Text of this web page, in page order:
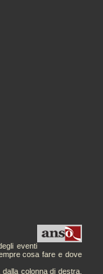
eventi
cosa fare e dove
colonna di destra.